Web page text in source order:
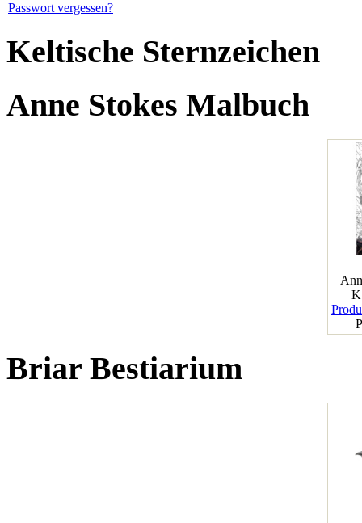
Passwort vergessen?
Keltische Sternzeichen
Anne Stokes Malbuch
Briar Bestiarium